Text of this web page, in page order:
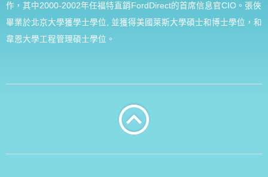
作，其中2000-2002年任福特直銷FordDirect的首席信息官CIO。張俠
畢業於北京大學獲學士學位, 並獲得美國萊斯大學碩士和博士學位，和
韋恩大學工程管理碩士學位。